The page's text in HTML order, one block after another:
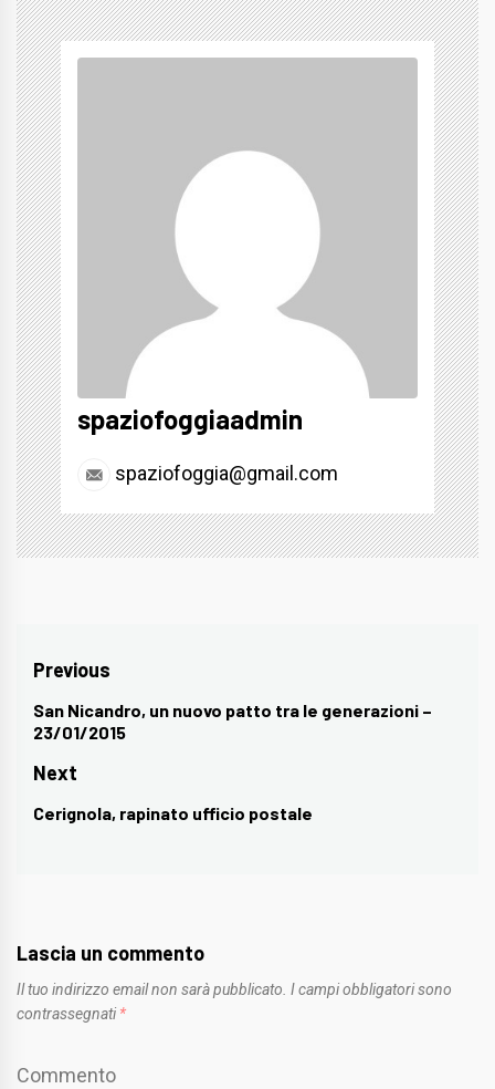
spaziofoggiaadmin
spaziofoggia@gmail.com
Navigazione
articoli
Previous
Previous
post:
San Nicandro, un nuovo patto tra le generazioni –
23/01/2015
Next
Next
Cerignola, rapinato ufficio postale
Lascia un commento
Il tuo indirizzo email non sarà pubblicato. I campi obbligatori sono
contrassegnati *
Commento